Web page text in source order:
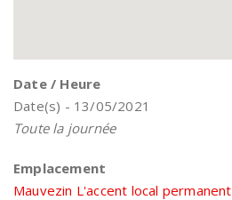
Date / Heure
Date(s) - 13/05/2021
Toute la journée
Emplacement
Mauvezin L'accent local permanent